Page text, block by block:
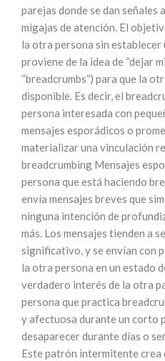
parejas donde se dan señales
migajas de atención. El
la otra persona sin
proviene de la idea de “dejar
“breadcrumbs”) para que la
disponible. Es decir, el
persona interesada con
mensajes esporádicos o
materializar una vinculación
breadcrumbing Mensajes
persona que está haciendo
envía mensajes breves que
ninguna intención de
más. Los mensajes tienden a
significativo, y se envían con
la otra persona en un estado
verdadero interés de la otra
persona que practica
y afectuosa durante un corto
desaparecer durante días o
Este patrón intermitente crea